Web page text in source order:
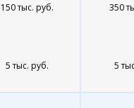
150 тыс. руб. 350
5 тыс. руб. 5